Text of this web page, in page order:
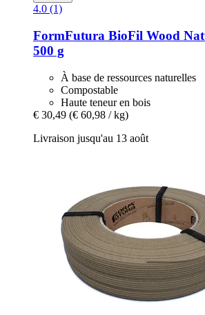
4.0 (1)
FormFutura BioFil Wood
500 g
À base de ressources naturelles
Compostable
Haute teneur en bois
€ 30,49 (€ 60,98 / kg)
Livraison jusqu'au 13 août